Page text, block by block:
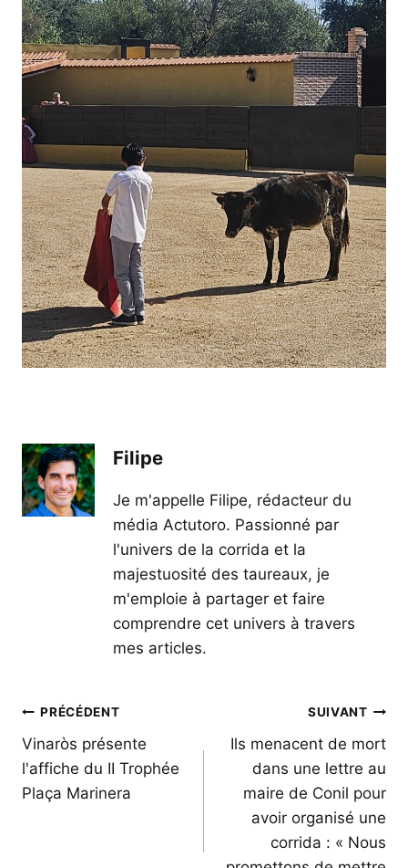
Filipe
Je m'appelle Filipe, rédacteur du
média Actutoro. Passionné par
l'univers de la corrida et la
majestuosité des taureaux, je
m'emploie à partager et faire
comprendre cet univers à travers
mes articles.
Navigation
de
l’article
PRÉCÉDENT
Vinaròs présente
l'affiche du II Trophée
Plaça Marinera
SUIVANT
Ils menacent de mort
dans une lettre au
maire de Conil pour
avoir organisé une
corrida : « Nous